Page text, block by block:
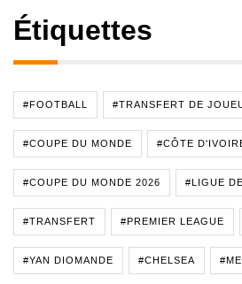
Étiquettes
#FOOTBALL #TRANSFERT DE
#COUPE DU MONDE #CÔTE
#COUPE DU MONDE 2026 #LIGUE
#TRANSFERT #PREMIER LEAGUE
#YAN DIOMANDE #CHELSEA